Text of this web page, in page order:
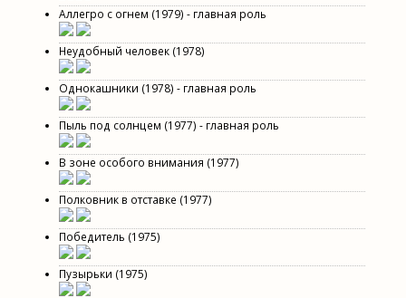
Аллегро с огнем (1979) - главная роль
Неудобный человек (1978)
Однокашники (1978) - главная роль
Пыль под солнцем (1977) - главная роль
В зоне особого внимания (1977)
Полковник в отставке (1977)
Победитель (1975)
Пузырьки (1975)